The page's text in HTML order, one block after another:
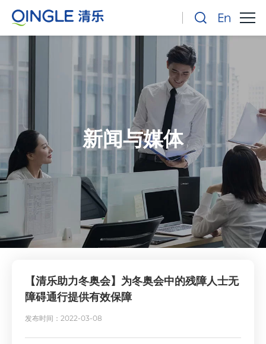
新闻与媒体
【清乐助力冬奥会】为冬奥会中的残障人士无
障碍通行提供有效保障
发布时间：2022-03-08